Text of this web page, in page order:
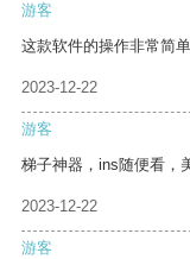
游客
这款软件的操作非常简
2023-12-22
游客
梯子神器，ins随便看，
2023-12-22
游客